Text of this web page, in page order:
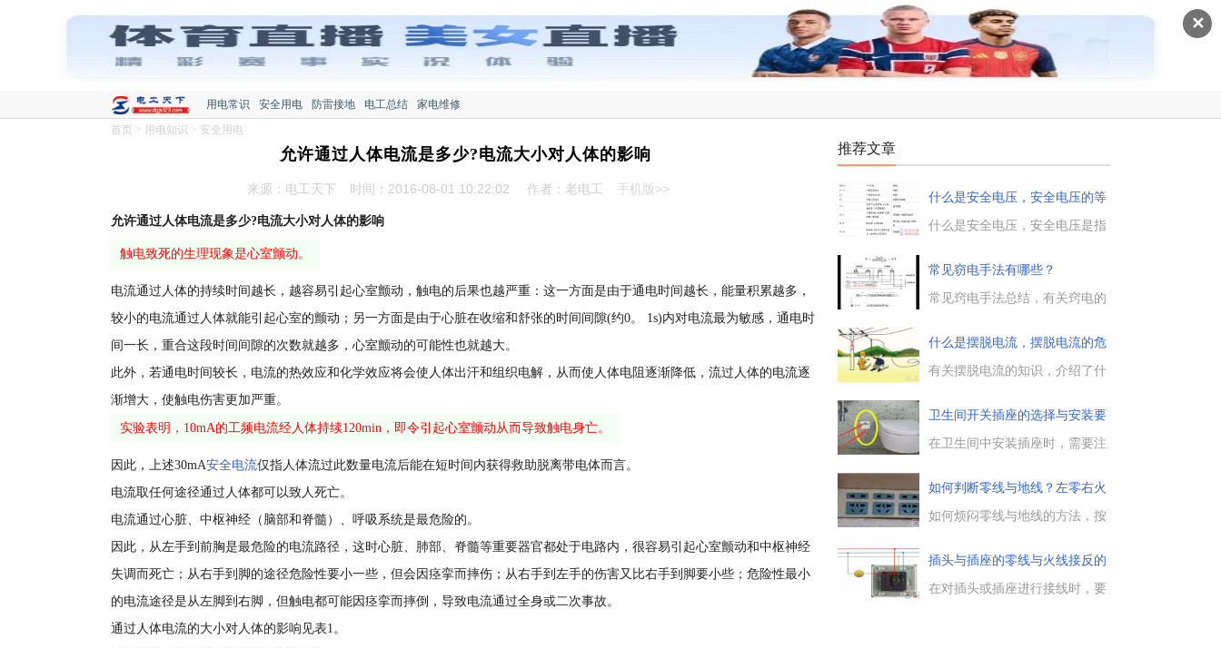
✕
用电常识 安全用电 防雷接地 电工总结
家电维修
首页 > 用电知识 > 安全用电
允许通过人体电流是多少?电流大小对人体的影响
来源：电工天下 时间：2016-08-01 10:22:02 作者：老电工 手机版>>
允许通过人体电流是多少?电流大小对人体的影响
触电致死的生理现象是心室颤动。
电流通过人体的持续时间越长，越容易引起心室颤动，触电的后果也越严重：这一方面是由于通电时间越长，能量积累越多，
较小的电流通过人体就能引起心室的颤动；另一方面是由于心脏在收缩和舒张的时间间隙(约0。 1s)内对电流最为敏感，通电时
间一长，重合这段时间间隙的次数就越多，心室颤动的可能性也就越大。
此外，若通电时间较长，电流的热效应和化学效应将会使人体出汗和组织电解，从而使人体电阻逐渐降低，流过人体的电流逐
渐增大，使触电伤害更加严重。
实验表明，10mA的工频电流经人体持续120min，即令引起心室颤动从而导致触电身亡。
因此，上述30mA安全电流仅指人体流过此数量电流后能在短时间内获得救助脱离带电体而言。
电流取任何途径通过人体都可以致人死亡。
电流通过心脏、中枢神经（脑部和脊髓）、呼吸系统是最危险的。
因此，从左手到前胸是最危险的电流路径，这时心脏、肺部、脊髓等重要器官都处于电路内，很容易引起心室颤动和中枢神经
失调而死亡；从右手到脚的途径危险性要小一些，但会因痉挛而摔伤；从右手到左手的伤害又比右手到脚要小些；危险性最小
的电流途径是从左脚到右脚，但触电都可能因痉挛而摔倒，导致电流通过全身或二次事故。
通过人体电流的大小对人体的影响见表1。
推荐文章
什么是安全电压，安全电压的等
级与
什么是安全电压，安全电压是指
险的电压，安全电压范围内，无
论直接电击，还是间接电击，对
人身都不会造成伤害。...
常见窃电手法有哪些？
常见窍电手法总结，有关窍电的
窃电、移相法窃电、扩差法窃电
与无表法窃电，这些偷电方法的
实例与预防措施，需要的朋友参
什么是摆脱电流，摆脱电流的危
害有
有关摆脱电流的知识，介绍了什
说，所能承受的摆脱电流的大小
是多少，以及摆脱电流对人体的
伤害有哪些，有需要的朋友参考
卫生间开关插座的选择与安装要
求
在卫生间中安装插座时，需要注
座只是第一步，根据自家卫生间
的情况来选择防水型开关插座，
并按规范来安装，才能保证用电
如何判断零线与地线？左零右火
是什
如何烦闷零线与地线的方法，按
是左零右火，插座左边的孔是零
线，右边的孔是火线，上边那个
孔是地线。...
插头与插座的零线与火线接反的
问
在对插头或插座进行接线时，要